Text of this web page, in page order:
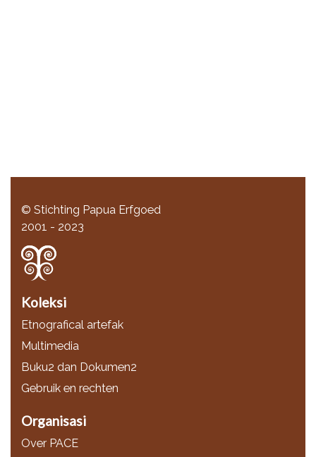
© Stichting Papua Erfgoed
2001 - 2023
Koleksi
Etnografical artefak
Multimedia
Buku2 dan Dokumen2
Gebruik en rechten
Organisasi
Over PACE